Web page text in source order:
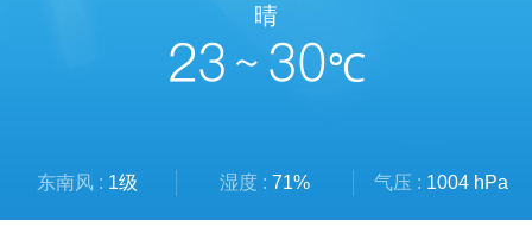
晴
23 ~ 30℃
东南风 : 1级 湿度 : 71% 气压 : 1004 hPa